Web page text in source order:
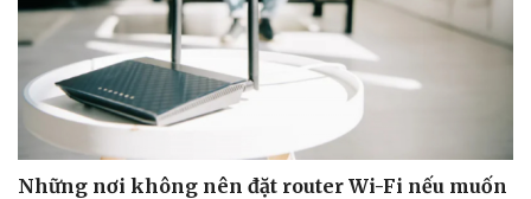
Những nơi không nên đặt router Wi-Fi nếu muốn